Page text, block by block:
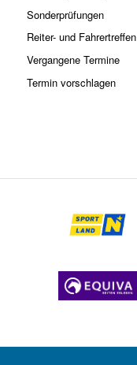
Sonderprüfungen
Reiter- und Fahrertreffen
Vergangene Termine
Termin vorschlagen